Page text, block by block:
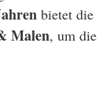
bietet die
Malen, um die